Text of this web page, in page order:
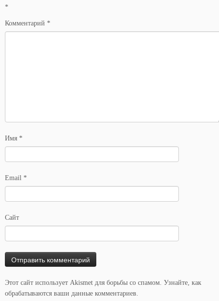
*
Комментарий *
Имя *
Email *
Сайт
Этот сайт использует Akismet для борьбы со спамом. Узнайте, как
обрабатываются ваши данные комментариев